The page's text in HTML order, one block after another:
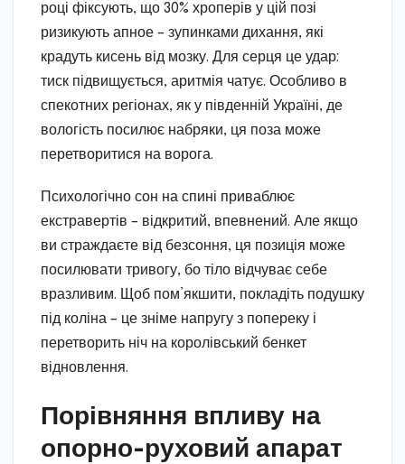
році фіксують, що 30% хроперів у цій позі
ризикують апное – зупинками дихання, які
крадуть кисень від мозку. Для серця це удар:
тиск підвищується, аритмія чатує. Особливо в
спекотних регіонах, як у південній Україні, де
вологість посилює набряки, ця поза може
перетворитися на ворога.
Психологічно сон на спині приваблює
екстравертів – відкритий, впевнений. Але якщо
ви страждаєте від безсоння, ця позиція може
посилювати тривогу, бо тіло відчуває себе
вразливим. Щоб пом’якшити, покладіть подушку
під коліна – це зніме напругу з попереку і
перетворить ніч на королівський бенкет
відновлення.
Порівняння впливу на
опорно-руховий апарат